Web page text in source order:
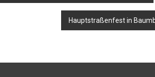
Hauptstraßenfest in